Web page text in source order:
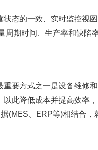
状态的一致、实时监控视
周期时间、生产率和缺陷
重要方式之一是设备维修
以此降低成本并提高效率
(MES、ERP等)相结合